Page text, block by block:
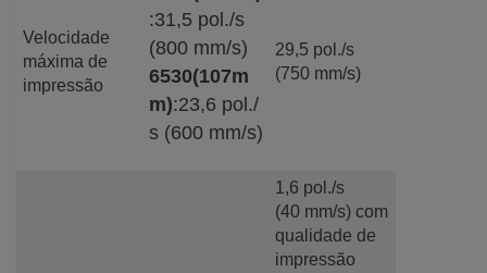
Velocidade
máxima de
impressão
:31,5 pol./s
(800 mm/s)
6530(107m
m):23,6 pol./
s (600 mm/s)
29,5 pol./s
(750 mm/s)
1,6 pol./s
(40 mm/s) com
qualidade de
impressão